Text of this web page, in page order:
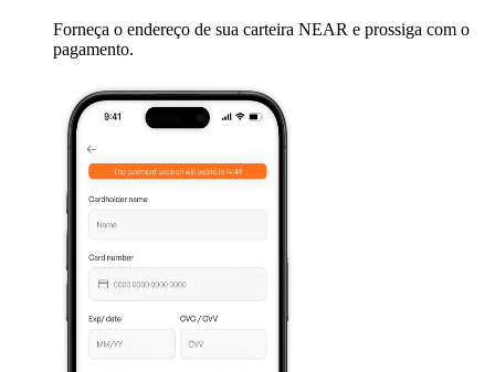
Forneça o endereço de sua carteira NEAR e prossiga com o
pagamento.